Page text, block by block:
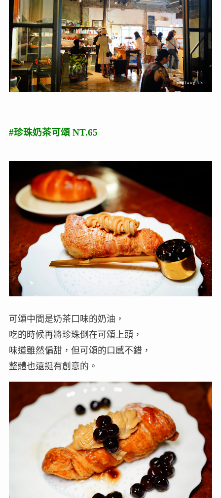
#珍珠奶茶可頌 NT.65
可頌中間是奶茶口味的奶油，
吃的時候再將珍珠倒在可頌上頭，
味道雖然偏甜，但可頌的口感不錯，
整體也還挺有創意的。